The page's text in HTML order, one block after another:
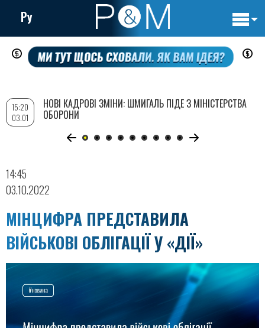
Перейти
до
вмісту
Ру
14:45
03.10.2022
МІНЦИФРА ПРЕДСТАВИЛА
ВІЙСЬКОВІ ОБЛІГАЦІЇ У «ДІЇ»
15:20
03.01
НОВІ КАДРОВІ ЗМІНИ: ШМИГАЛЬ ПІДЕ З МІНІСТЕРСТВА
ОБОРОНИ